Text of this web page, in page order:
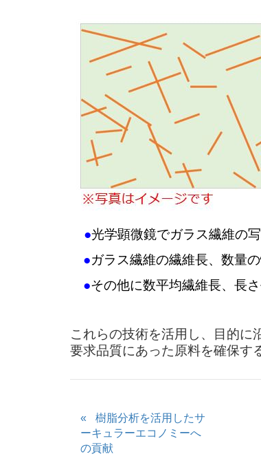
●光学顕微鏡でガラス繊維の写
●ガラス繊維の繊維長、数量
●その他に数平均繊維長、長
これらの技術を活用し、目的に
要求品質にあった原料を確保す
樹脂分析を活用したサ
ーキュラーエコノミーへ
の貢献